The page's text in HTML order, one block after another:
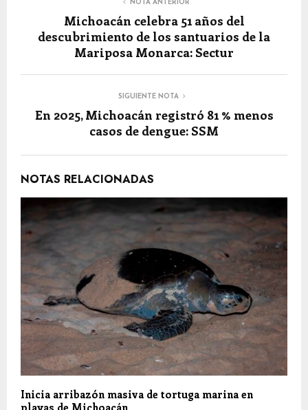
NOTA ANTERIOR
Michoacán celebra 51 años del
descubrimiento de los santuarios de la
Mariposa Monarca: Sectur
SIGUIENTE NOTA
En 2025, Michoacán registró 81 % menos
casos de dengue: SSM
NOTAS RELACIONADAS
Inicia arribazón masiva de tortuga marina en
playas de Michoacán